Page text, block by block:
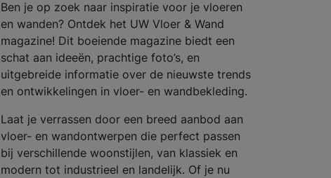
Ben je op zoek naar inspiratie voor je vloeren
en wanden? Ontdek het UW Vloer & Wand
magazine! Dit boeiende magazine biedt een
schat aan ideeën, prachtige foto’s, en
uitgebreide informatie over de nieuwste trends
en ontwikkelingen in vloer- en wandbekleding.
Laat je verrassen door een breed aanbod aan
vloer- en wandontwerpen die perfect passen
bij verschillende woonstijlen, van klassiek en
modern tot industrieel en landelijk. Of je nu